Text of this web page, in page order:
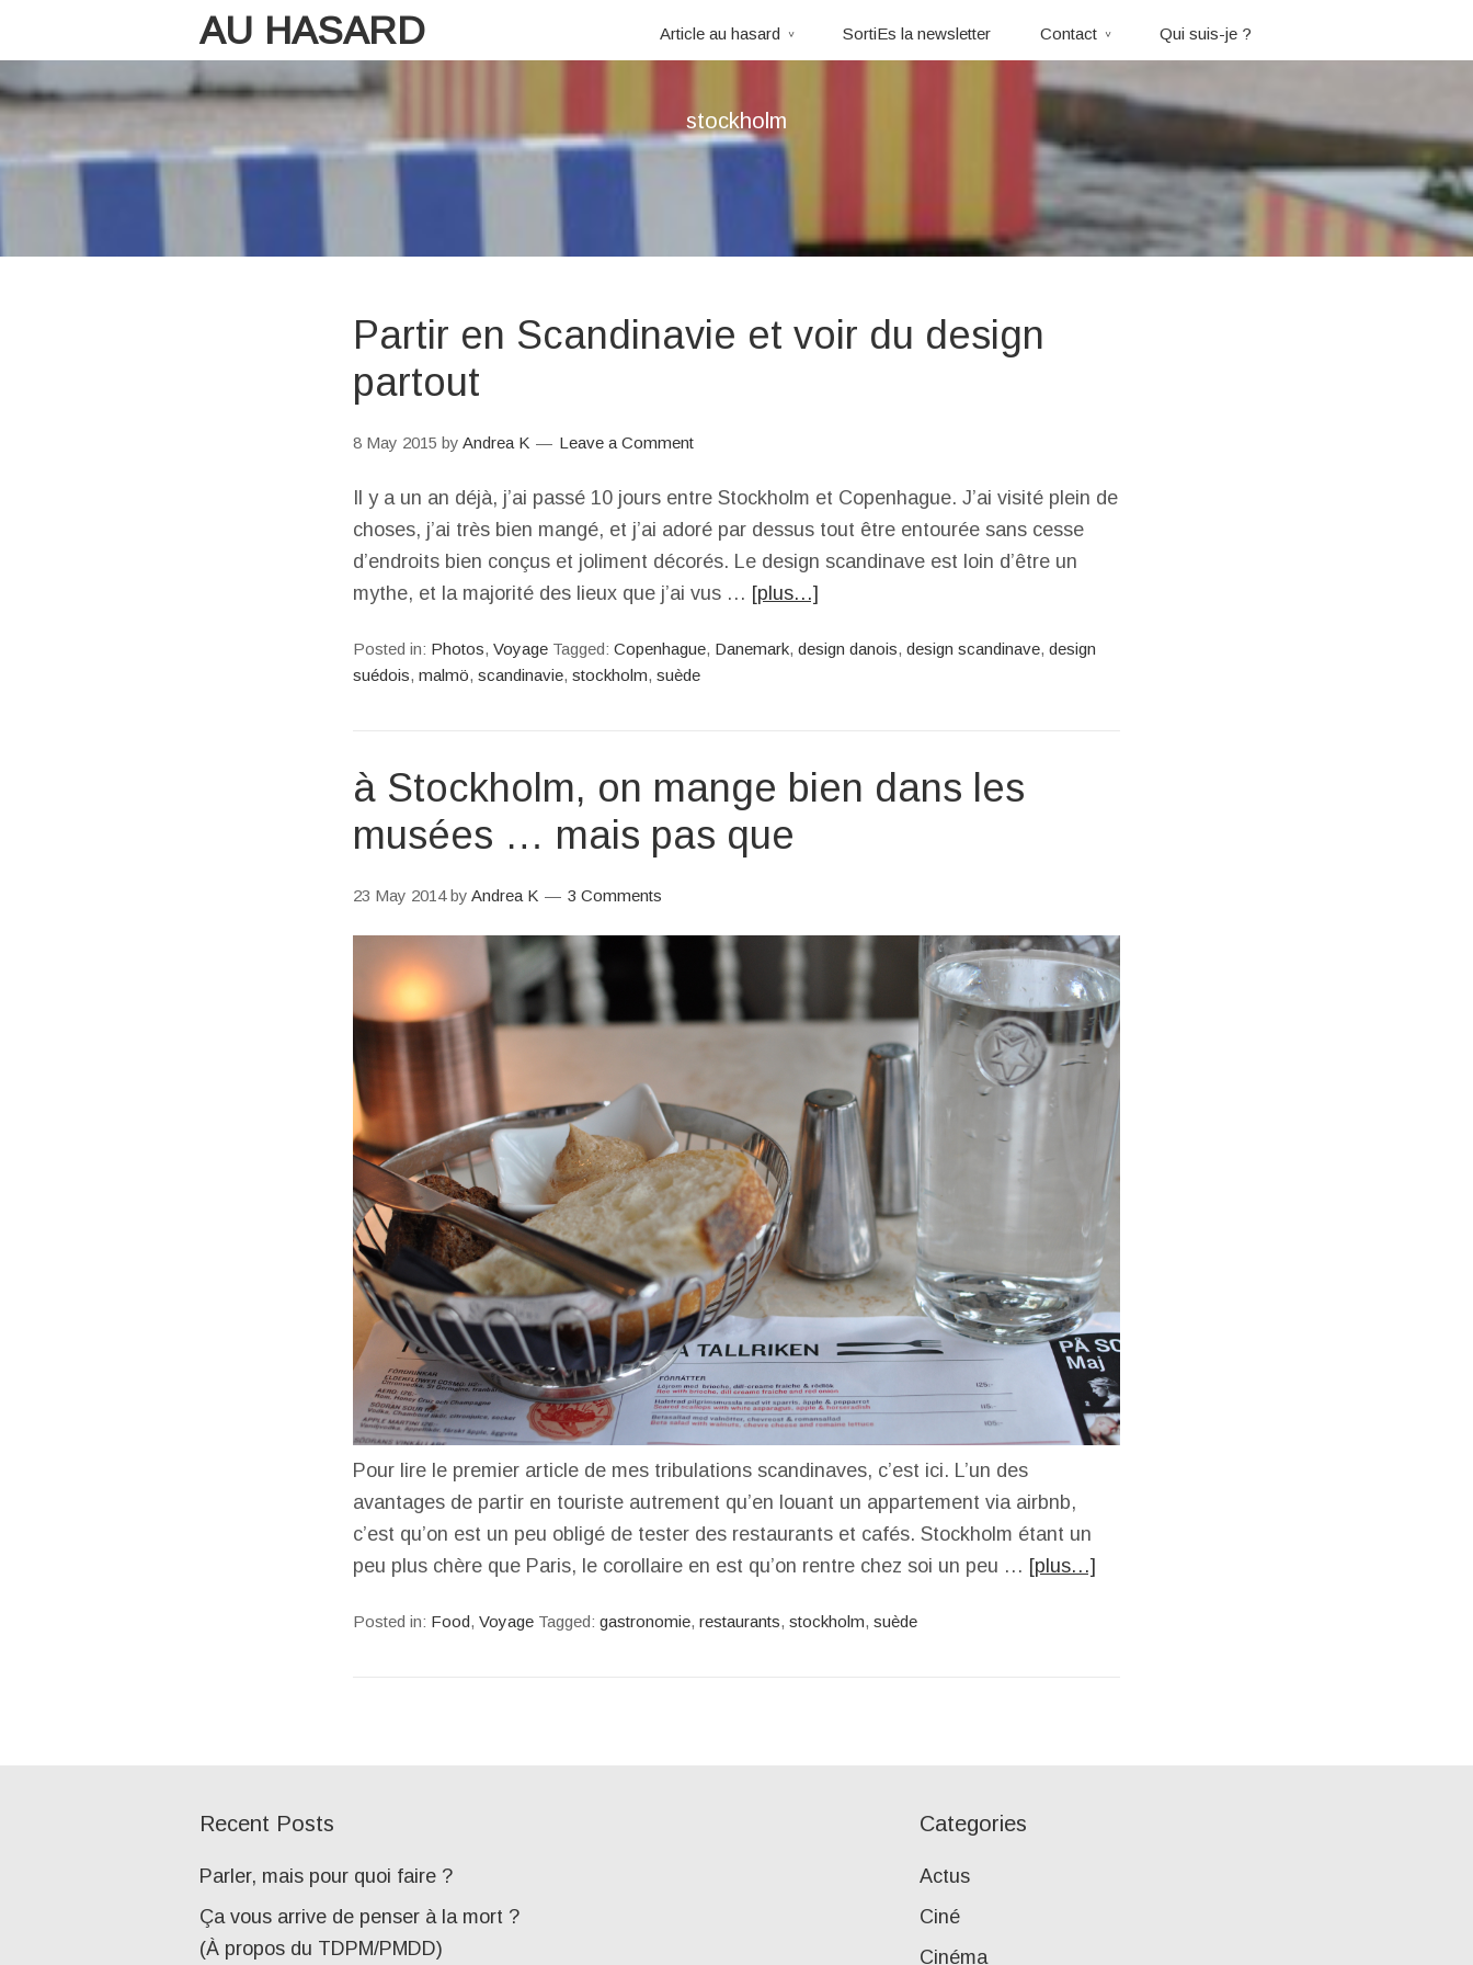
AU HASARD Article au hasard SortiEs la newsletter Contact Qui suis-je ?
stockholm
Partir en Scandinavie et voir du design
partout
8 May 2015 by Andrea K Leave a Comment
Il y a un an déjà, j’ai passé 10 jours entre Stockholm et Copenhague. J’ai visité plein de
choses, j’ai très bien mangé, et j’ai adoré par dessus tout être entourée sans cesse
d’endroits bien conçus et joliment décorés. Le design scandinave est loin d’être un
mythe, et la majorité des lieux que j’ai vus … [plus…]
Posted in: Photos, Voyage Tagged: Copenhague, Danemark, design danois, design scandinave, design
suédois, malmö, scandinavie, stockholm, suède
à Stockholm, on mange bien dans les
musées … mais pas que
23 May 2014 by Andrea K 3 Comments
Pour lire le premier article de mes tribulations scandinaves, c’est ici. L’un des
avantages de partir en touriste autrement qu’en louant un appartement via airbnb,
c’est qu’on est un peu obligé de tester des restaurants et cafés. Stockholm étant un
peu plus chère que Paris, le corollaire en est qu’on rentre chez soi un peu … [plus…]
Posted in: Food, Voyage Tagged: gastronomie, restaurants, stockholm, suède
Recent Posts
Parler, mais pour quoi faire ?
Ça vous arrive de penser à la mort ?
(À propos du TDPM/PMDD)
Categories
Actus
Ciné
Cinéma